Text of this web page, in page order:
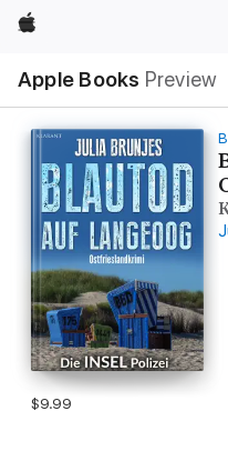
Apple
Apple Books Preview
Nav
Open
Menu
$9.99